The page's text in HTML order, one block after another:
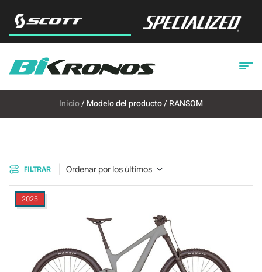
Inicio/ Modelo del producto / RANSOM
FILTRAR Ordenar por los últimos
2025